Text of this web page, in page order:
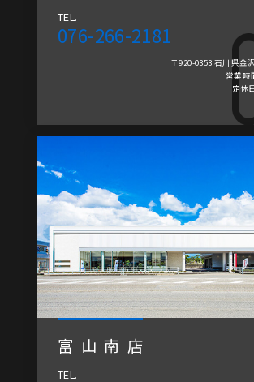
TEL.
076-266-2181
〒920-0353 石川県金
営業時
定休
富山南店
TEL.